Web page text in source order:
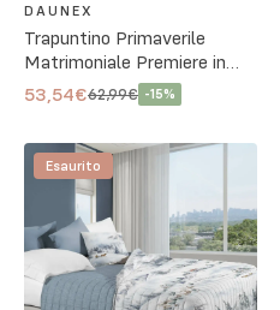
DAUNEX
Trapuntino Primaverile
Matrimoniale Premiere in
Microfibra
53,54€62,99€ -15%
Esaurito